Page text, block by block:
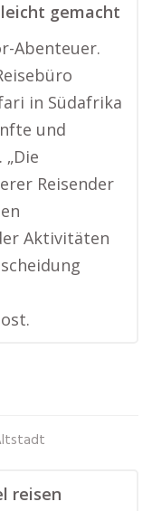
gemacht
Abenteuer.
in Südafrika
und
Reisender
Aktivitäten
reisen